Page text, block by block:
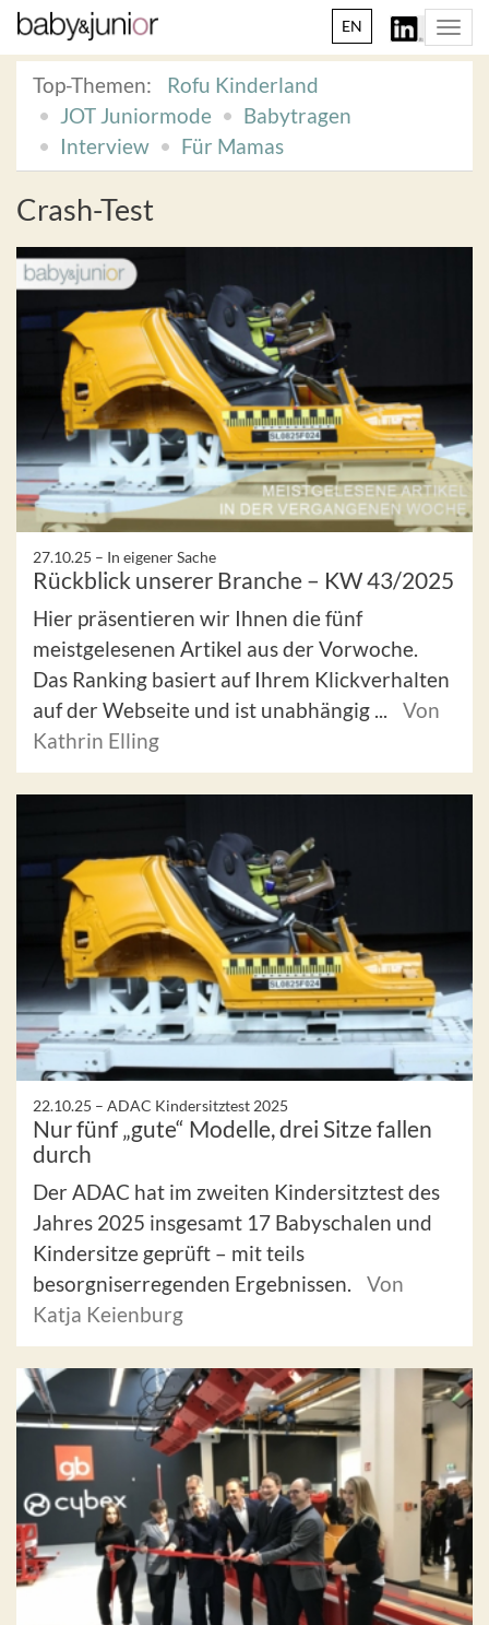
EN
Top-Themen:
Rofu Kinderland
JOT Juniormode
Babytragen
Interview
Für Mamas
Crash-Test
27.10.25 – In eigener Sache
Rückblick unserer Branche – KW 43/2025
Hier präsentieren wir Ihnen die fünf
meistgelesenen Artikel aus der Vorwoche.
Das Ranking basiert auf Ihrem Klickverhalten
auf der Webseite und ist unabhängig ...
Von
Kathrin Elling
22.10.25 – ADAC Kindersitztest 2025
Nur fünf „gute“ Modelle, drei Sitze fallen
durch
Der ADAC hat im zweiten Kindersitztest des
Jahres 2025 insgesamt 17 Babyschalen und
Kindersitze geprüft – mit teils
besorgniserregenden Ergebnissen.
Von
Katja Keienburg